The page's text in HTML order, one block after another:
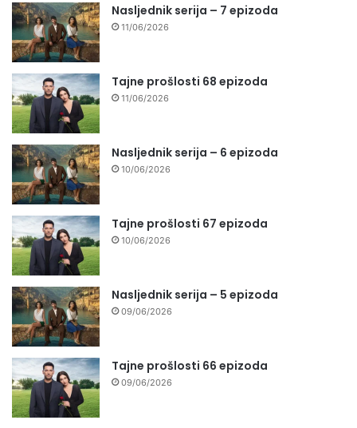
Nasljednik serija – 7 epizoda
11/06/2026
Tajne prošlosti 68 epizoda
11/06/2026
Nasljednik serija – 6 epizoda
10/06/2026
Tajne prošlosti 67 epizoda
10/06/2026
Nasljednik serija – 5 epizoda
09/06/2026
Tajne prošlosti 66 epizoda
09/06/2026